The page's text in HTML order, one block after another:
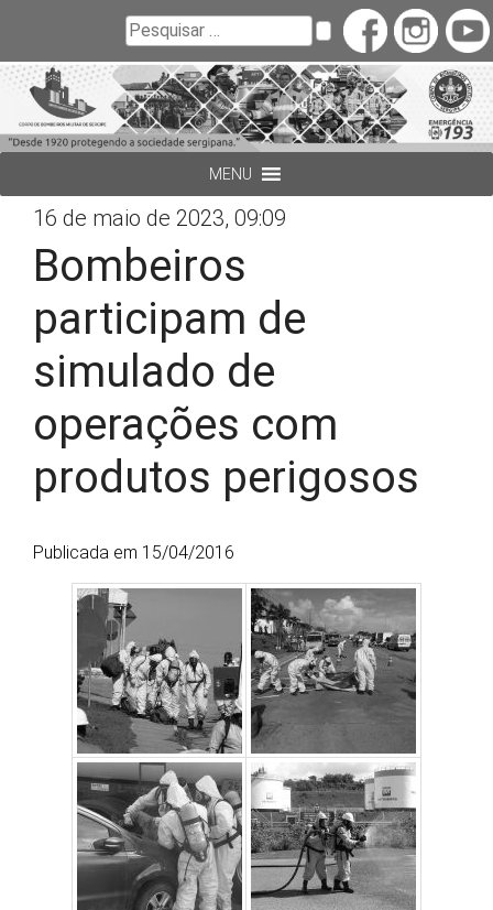
Pesquisar Buscar
MENU
16 de maio de 2023, 09:09
Bombeiros
participam de
simulado de
operações com
produtos perigosos
Publicada em 15/04/2016